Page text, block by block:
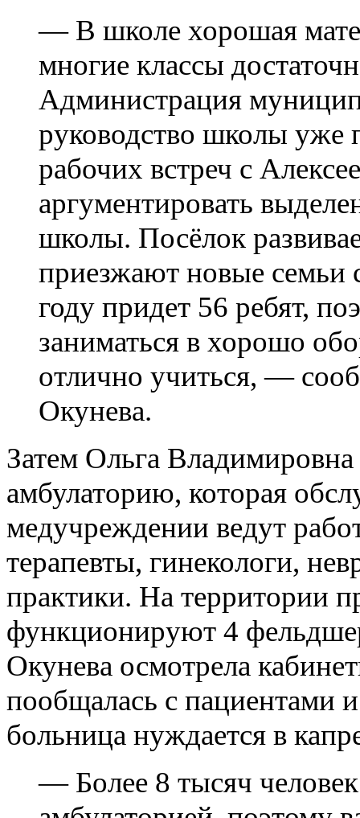
— В школе хорошая
многие классы
Администрация
руководство школы уже
рабочих встреч с
аргументировать
школы. Посёлок
приезжают новые семьи
году придет 56 ребят,
заниматься в хорошо
отлично учиться, —
Окунева.
Затем Ольга
амбулаторию, которая
медучреждении ведут
терапевты, гинекологи,
практики. На территории
функционируют 4
Окунева осмотрела
пообщалась с пациентами
больница нуждается в
— Более 8 тысяч